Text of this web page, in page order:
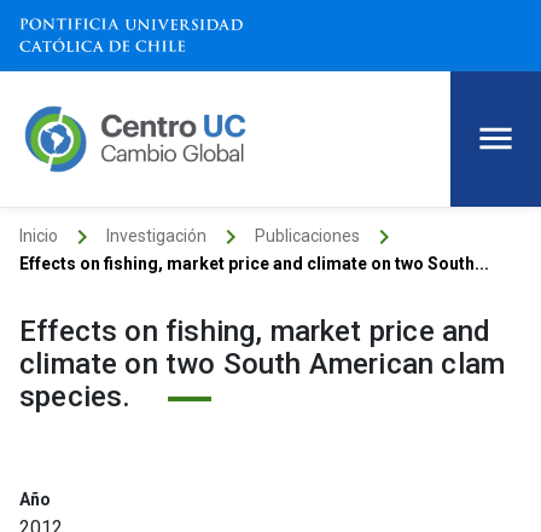
Inicio keyboard_arrow_right Investigación keyboard_arrow_right Publicaciones keyboard_arrow_right
Effects on fishing, market price and climate on two South...
Effects on fishing, market price and
climate on two South American clam
species.
Año